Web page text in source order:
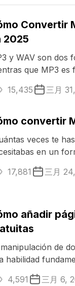
Convertir
2025
y WAV son dos
que MP3 es
la palma en
15,435 三月
convertir
veces te
en un
MP4 a
17,881 三月
añadir
de
habilidad
contenido digital.
4,591 三月 6,